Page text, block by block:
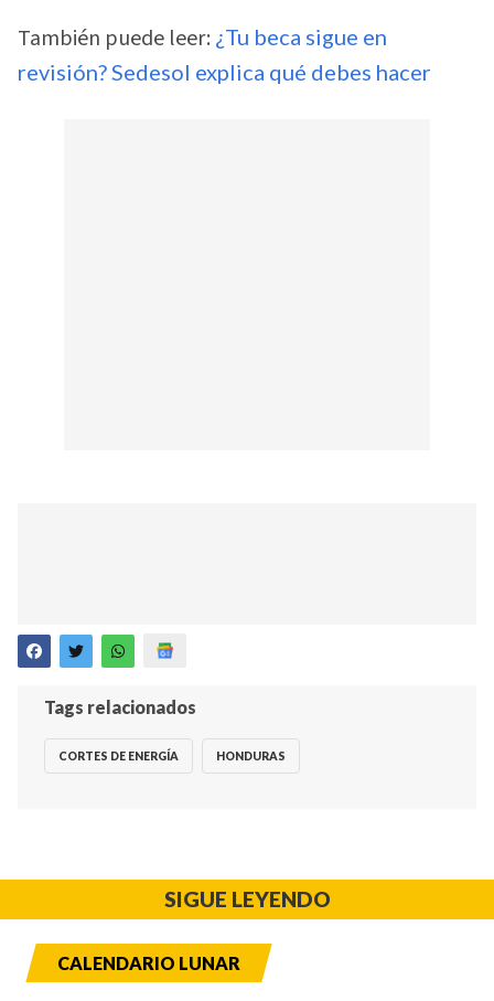
También puede leer: ¿Tu beca sigue en
revisión? Sedesol explica qué debes hacer
Tags relacionados
CORTES DE ENERGÍA HONDURAS
SIGUE LEYENDO
CALENDARIO LUNAR